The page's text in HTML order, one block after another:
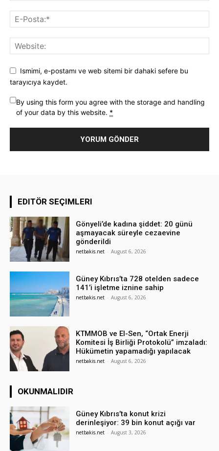
Ismimi, e-postamı ve web sitemi bir dahaki sefere bu
tarayıcıya kaydet.
By using this form you agree with the storage and handling
of your data by this website. *
EDITÖR SEÇIMLERI
Gönyeli’de kadına şiddet: 20 günü
aşmayacak süreyle cezaevine
gönderildi
netbakis.net - August 6, 2026
Güney Kıbrıs’ta 728 otelden sadece
141’i işletme iznine sahip
netbakis.net - August 6, 2026
KTMMOB ve El-Sen, “Ortak Enerji
Komitesi İş Birliği Protokolü” imzaladı:
Hükümetin yapamadığı yapılacak
netbakis.net - August 6, 2026
OKUNMALIDIR
Güney Kıbrıs’ta konut krizi
derinleşiyor: 39 bin konut açığı var
netbakis.net - August 3, 2026